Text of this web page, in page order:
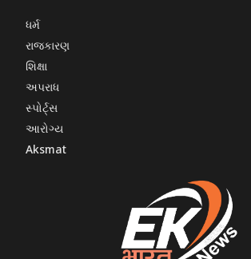
ધર્મ
રાજકારણ
શિક્ષા
અપરાધ
સ્પોર્ટ્સ
આરોગ્ય
Aksmat